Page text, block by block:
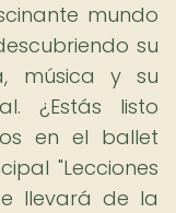
mundo
su
música y su
¿Estás listo
en el ballet
"Lecciones
llevará de la